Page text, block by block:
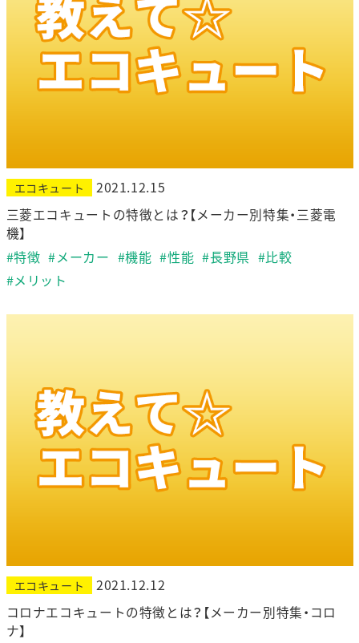
エコキュート 2021.12.15
三菱エコキュートの特徴とは？【メーカー別特集・三菱電
機】
#特徴 #メーカー #機能 #性能 #長野県 #比較
#メリット
エコキュート 2021.12.12
コロナエコキュートの特徴とは？【メーカー別特集・コロ
ナ】